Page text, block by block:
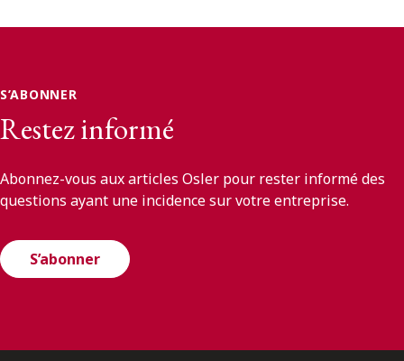
S’ABONNER
Restez informé
Abonnez-vous aux articles Osler pour rester informé des
questions ayant une incidence sur votre entreprise.
S’abonner